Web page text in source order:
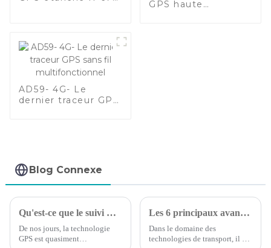
GPS haute
AD59- 4G- Le
dernier traceur GPS
Blog Connexe
Qu'est-ce que le suivi GPS : ce que vous devez savoir
De nos jours, la technologie
GPS est quasiment
Les 6 principaux avantages du suivi GPS des véhicules
Dans le domaine des
technologies de transport, il est